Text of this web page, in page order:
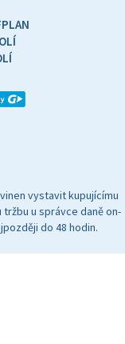
vystavit kupujícímu
u správce daně on-
do 48 hodin.